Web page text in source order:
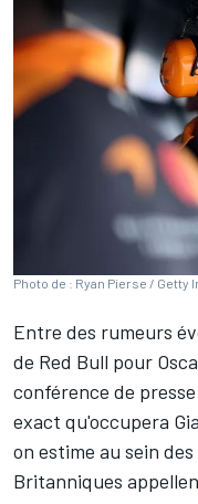
Photo de : Ryan Pierse / Getty
Entre des rumeurs
de Red Bull pour
conférence de
exact qu'occupera
on estime au sein
Britanniques